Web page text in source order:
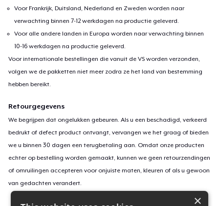
Voor Frankrijk, Duitsland, Nederland en Zweden worden naar
verwachting binnen 7-12 werkdagen na productie geleverd.
Voor alle andere landen in Europa worden naar verwachting binnen
10-16 werkdagen na productie geleverd.
Voor internationale bestellingen die vanuit de VS worden verzonden,
volgen we de pakketten niet meer zodra ze het land van bestemming
hebben bereikt.
Retourgegevens
We begrijpen dat ongelukken gebeuren. Als u een beschadigd, verkeerd
bedrukt of defect product ontvangt, vervangen we het graag of bieden
we u binnen 30 dagen een terugbetaling aan. Omdat onze producten
echter op bestelling worden gemaakt, kunnen we geen retourzendingen
of omruilingen accepteren voor onjuiste maten, kleuren of als u gewoon
van gedachten verandert.
×